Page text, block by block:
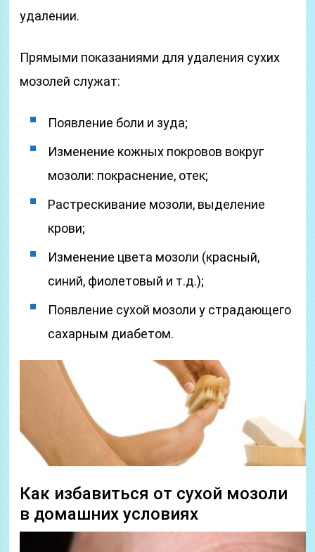
удалении.
Прямыми показаниями для удаления сухих
мозолей служат:
Появление боли и зуда;
Изменение кожных покровов вокруг
мозоли: покраснение, отек;
Растрескивание мозоли, выделение
крови;
Изменение цвета мозоли (красный,
синий, фиолетовый и т.д.);
Появление сухой мозоли у страдающего
сахарным диабетом.
Как избавиться от сухой мозоли
в домашних условиях